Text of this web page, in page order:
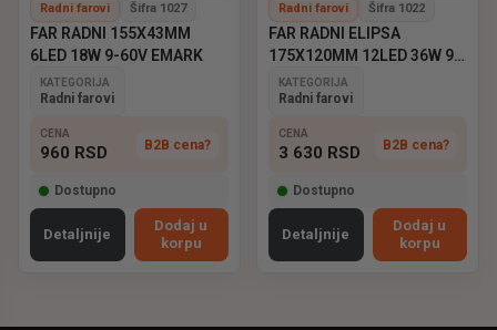
Radni farovi Šifra 1027
FAR RADNI 155X43MM
6LED 18W 9-60V EMARK
KATEGORIJA
Radni farovi
CENA
960 RSD B2B cena?
Dostupno
Detaljnije
Dodaj u
korpu
Radni farovi Šifra 1022
FAR RADNI ELIPSA
175X120MM 12LED 36W 9-
60V EMARK
KATEGORIJA
Radni farovi
CENA
3 630 RSD B2B cena?
Dostupno
Detaljnije
Dodaj u
korpu